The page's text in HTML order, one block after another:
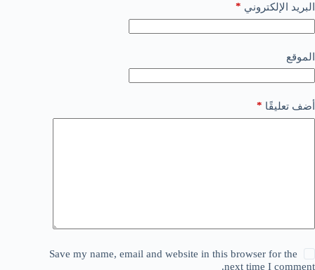
البريد الإلكتروني *
الموقع
أضف تعليقًا *
Save my name, email and website in this browser for the
next time I comment.